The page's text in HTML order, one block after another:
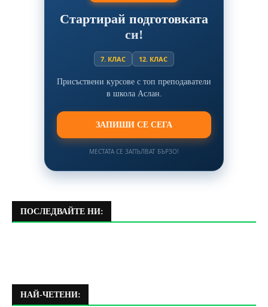
Стартирай подготовката
си!
7. КЛАС 12. КЛАС
Присъствени курсове с топ преподаватели
в школа Аслан.
ЗАПИШИ СЕ СЕГА
МЕСТАТА СЕ ЗАПЪЛВАТ БЪРЗО!
ПОСЛЕДВАЙТЕ НИ:
НАЙ-ЧЕТЕНИ: